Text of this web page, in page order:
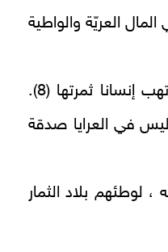
العريّة والواطية
والعرية : النخلة والنخلات تهب إنسانا ثمرتها (8).
في العرايا صدقة
، لوطئهم بلاد الثمار